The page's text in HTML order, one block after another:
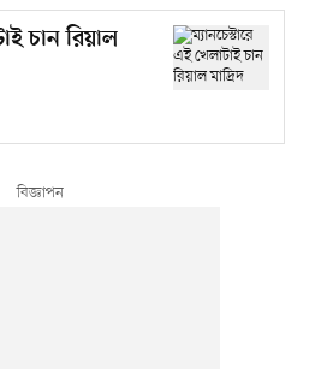
চান রিয়াল